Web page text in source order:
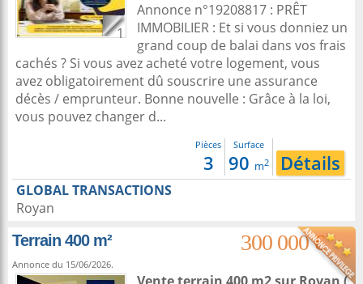
1
Annonce n°19208817 : PRÊT
IMMOBILIER : Et si vous donniez un
grand coup de balai dans vos frais
cachés ? Si vous avez acheté votre logement, vous
avez obligatoirement dû souscrire une assurance
décès / emprunteur. Bonne nouvelle : Grâce à la loi,
vous pouvez changer d...
Pièces
3
Surface
90 m2 Détails
GLOBAL TRANSACTIONS
Royan
Terrain 400 m²
300 000 €
Annonce du 15/06/2026.